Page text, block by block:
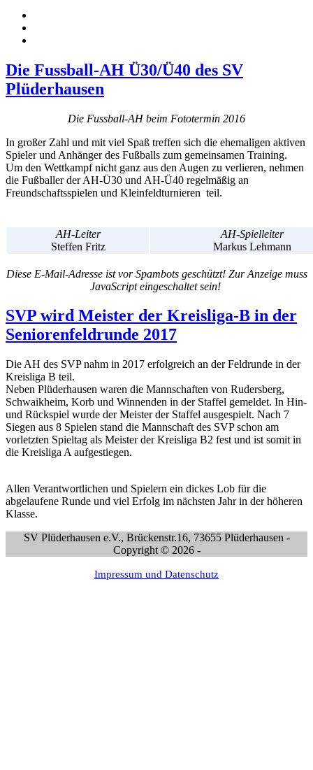
Die Fussball-AH Ü30/Ü40 des SV
Plüderhausen
Die Fussball-AH beim Fototermin 2016
In großer Zahl und mit viel Spaß treffen sich die ehemaligen aktiven
Spieler und Anhänger des Fußballs zum gemeinsamen Training.
Um den Wettkampf nicht ganz aus den Augen zu verlieren, nehmen
die Fußballer der AH-Ü30 und AH-Ü40 regelmäßig an
Freundschaftsspielen und Kleinfeldturnieren teil.
AH-Leiter
Steffen Fritz
AH-Spielleiter
Markus Lehmann
Diese E-Mail-Adresse ist vor Spambots geschützt! Zur Anzeige muss
JavaScript eingeschaltet sein!
SVP wird Meister der Kreisliga-B in der
Seniorenfeldrunde 2017
Die AH des SVP nahm in 2017 erfolgreich an der Feldrunde in der
Kreisliga B teil.
Neben Plüderhausen waren die Mannschaften von Rudersberg,
Schwaikheim, Korb und Winnenden in der Staffel gemeldet. In Hin-
und Rückspiel wurde der Meister der Staffel ausgespielt. Nach 7
Siegen aus 8 Spielen stand die Mannschaft des SVP schon am
vorletzten Spieltag als Meister der Kreisliga B2 fest und ist somit in
die Kreisliga A aufgestiegen.
Allen Verantwortlichen und Spielern ein dickes Lob für die
abgelaufene Runde und viel Erfolg im nächsten Jahr in der höheren
Klasse.
SV Plüderhausen e.V., Brückenstr.16, 73655 Plüderhausen -
Copyright © 2026 -
Impressum und Datenschutz